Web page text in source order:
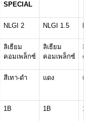
SPECIAL
NLGI 2 NLGI 1.5
ลิเธียม
คอมเพล็กซ์
ลิเธียม
คอมเพล็กซ์
ลิเ
คอ
สีเทา-ดำ แดง แดง
1B 1B 1B